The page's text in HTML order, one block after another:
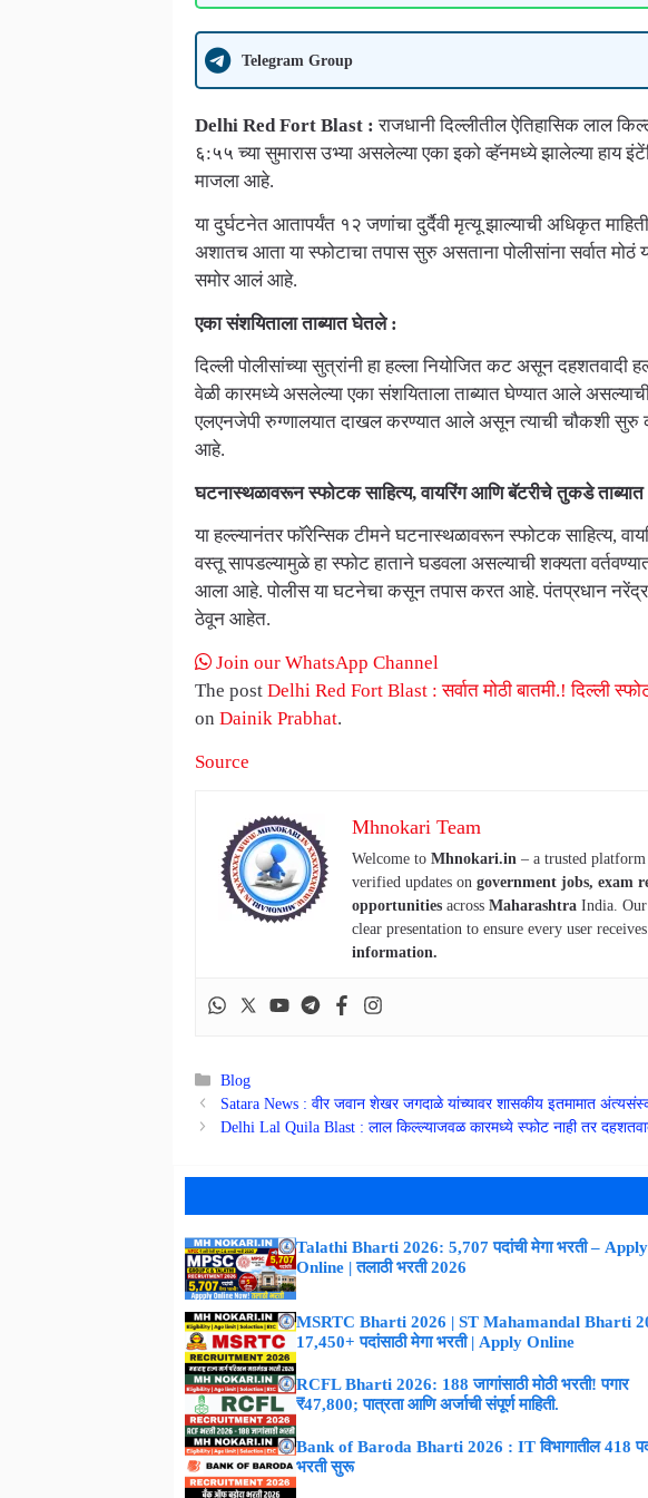
Telegram Group
Delhi Red Fort Blast : राजधानी दिल्लीतील ऐतिहासिक लाल
६:५५ च्या सुमारास उभ्या असलेल्या एका इको व्हॅनमध्ये झालेल्या हाय
माजला आहे.
या दुर्घटनेत आतापर्यंत १२ जणांचा दुर्दैवी मृत्यू झाल्याची अधिकृत
अशातच आता या स्फोटाचा तपास सुरु असताना पोलीसांना सर्वात
समोर आलं आहे.
एका संशयिताला ताब्यात घेतले :
दिल्ली पोलीसांच्या सुत्रांनी हा हल्ला नियोजित कट असून
वेळी कारमध्ये असलेल्या एका संशयिताला ताब्यात घेण्यात आले
एलएनजेपी रुग्णालयात दाखल करण्यात आले असून त्याची चौकशी सुरु
आहे.
घटनास्थळावरून स्फोटक साहित्य, वायरिंग आणि बॅटरीचे तुकडे ताब्यात
या हल्ल्यानंतर फॉरेन्सिक टीमने घटनास्थळावरून स्फोटक साहित्य,
वस्तू सापडल्यामुळे हा स्फोट हाताने घडवला असल्याची शक्यता
आला आहे. पोलीस या घटनेचा कसून तपास करत आहे. पंतप्रधान नरेंद्र
ठेवून आहेत.
Join our WhatsApp Channel
The post Delhi Red Fort Blast : सर्वात मोठी बातमी.! दिल्ली
on Dainik Prabhat.
Source
Mhnokari Team
Welcome to Mhnokari.in– a trusted platform
verified updates on government jobs, exam
opportunitiesacross MaharashtraIndia. Our
clear presentation to ensure every user
information.
Categories
Blog
Satara News : वीर जवान शेखर जगदाळे यांच्यावर शासकीय इतमामात
Delhi Lal Quila Blast : लाल किल्ल्याजवळ कारमध्ये स्फोट नाही तर दहशतवादी
Talathi Bharti 2026: 5,707 पदांची मेगा भरती – Apply
Online | तलाठी भरती 2026
MSRTC Bharti 2026 | ST Mahamandal Bharti
17,450+ पदांसाठी मेगा भरती | Apply Online
RCFL Bharti 2026: 188 जागांसाठी मोठी भरती! पगार
₹47,800; पात्रता आणि अर्जाची संपूर्ण माहिती.
Bank of Baroda Bharti 2026 : IT विभागातील 418
भरती सुरू